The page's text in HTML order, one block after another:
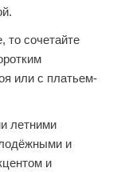
то сочетайте
или с платьем-
летними
и
и